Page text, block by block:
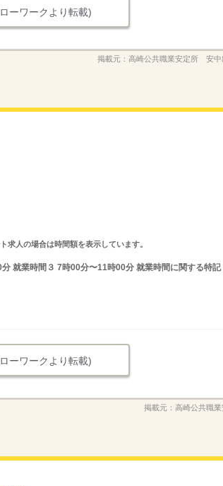
ーワークより転載)
掲載元： 高崎公共職業安定所 安中
人の場合は時間額を表示しています。
就業時間３ 7時00分〜11時00分 就業時間に関する特記
ーワークより転載)
掲載元： 高崎公共職